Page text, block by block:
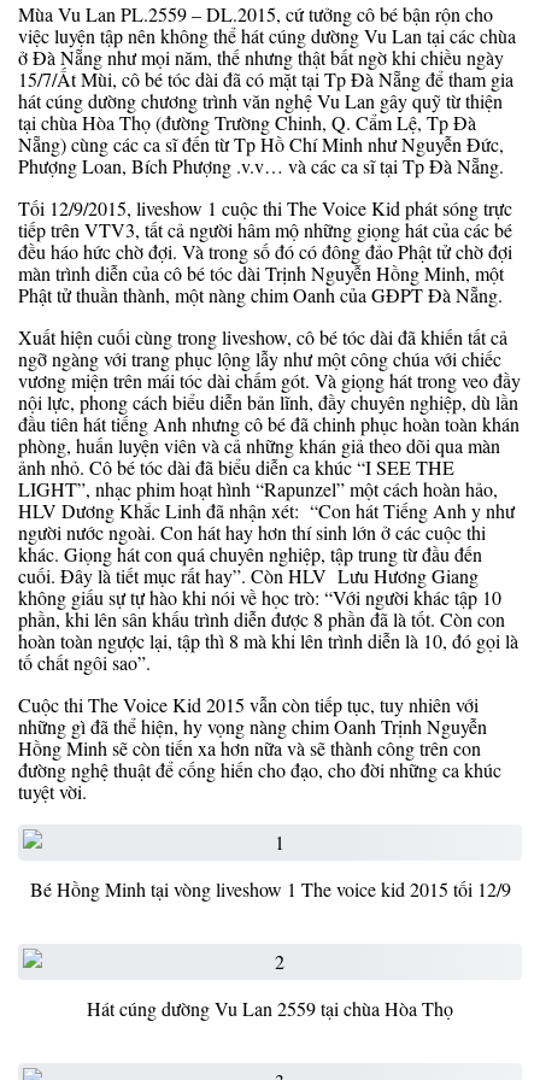
Mùa Vu Lan PL.2559 – DL.2015, cứ tưởng cô bé bận rộn cho
việc luyện tập nên không thể hát cúng dường Vu Lan tại các chùa
ở Đà Nẵng như mọi năm, thế nhưng thật bất ngờ khi chiều ngày
15/7/Ất Mùi, cô bé tóc dài đã có mặt tại Tp Đà Nẵng để tham gia
hát cúng dường chương trình văn nghệ Vu Lan gây quỹ từ thiện
tại chùa Hòa Thọ (đường Trường Chinh, Q. Cẩm Lệ, Tp Đà
Nẵng) cùng các ca sĩ đến từ Tp Hồ Chí Minh như Nguyễn Đức,
Phượng Loan, Bích Phượng .v.v… và các ca sĩ tại Tp Đà Nẵng.
Tối 12/9/2015, liveshow 1 cuộc thi The Voice Kid phát sóng trực
tiếp trên VTV3, tất cả người hâm mộ những giọng hát của các bé
đều háo hức chờ đợi. Và trong số đó có đông đảo Phật tử chờ đợi
màn trình diễn của cô bé tóc dài Trịnh Nguyễn Hồng Minh, một
Phật tử thuần thành, một nàng chim Oanh của GĐPT Đà Nẵng.
Xuất hiện cuối cùng trong liveshow, cô bé tóc dài đã khiến tất cả
ngỡ ngàng với trang phục lộng lẫy như một công chúa với chiếc
vương miện trên mái tóc dài chấm gót. Và giọng hát trong veo đầy
nội lực, phong cách biểu diễn bản lĩnh, đầy chuyên nghiệp, dù lần
đầu tiên hát tiếng Anh nhưng cô bé đã chinh phục hoàn toàn khán
phòng, huấn luyện viên và cả những khán giả theo dõi qua màn
ảnh nhỏ. Cô bé tóc dài đã biểu diễn ca khúc “I SEE THE
LIGHT”, nhạc phim hoạt hình “Rapunzel” một cách hoàn hảo,
HLV Dương Khắc Linh đã nhận xét: “Con hát Tiếng Anh y như
người nước ngoài. Con hát hay hơn thí sinh lớn ở các cuộc thi
khác. Giọng hát con quá chuyên nghiệp, tập trung từ đầu đến
cuối. Đây là tiết mục rất hay”. Còn HLV Lưu Hương Giang
không giấu sự tự hào khi nói về học trò: “Với người khác tập 10
phần, khi lên sân khấu trình diễn được 8 phần đã là tốt. Còn con
hoàn toàn ngược lại, tập thì 8 mà khi lên trình diễn là 10, đó gọi là
tố chất ngôi sao”.
Cuộc thi The Voice Kid 2015 vẫn còn tiếp tục, tuy nhiên với
những gì đã thể hiện, hy vọng nàng chim Oanh Trịnh Nguyễn
Hồng Minh sẽ còn tiến xa hơn nữa và sẽ thành công trên con
đường nghệ thuật để cống hiến cho đạo, cho đời những ca khúc
tuyệt vời.
Bé Hồng Minh tại vòng liveshow 1 The voice kid 2015 tối 12/9
Hát cúng dường Vu Lan 2559 tại chùa Hòa Thọ